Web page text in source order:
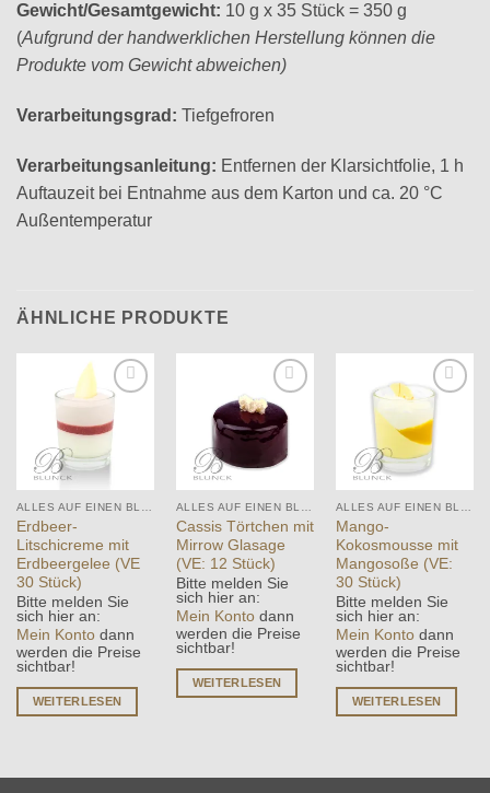
Gewicht/Gesamtgewicht: 10 g x 35 Stück = 350 g
(Aufgrund der handwerklichen Herstellung können die
Produkte vom Gewicht abweichen)
Verarbeitungsgrad: Tiefgefroren
Verarbeitungsanleitung: Entfernen der Klarsichtfolie, 1 h
Auftauzeit bei Entnahme aus dem Karton und ca. 20 °C
Außentemperatur
ÄHNLICHE PRODUKTE
wishlist
Erdbeer-
Litschicreme mit
Erdbeergelee (VE
30 Stück)
Bitte melden Sie
sich hier an:
Mein Kontodann
werden die Preise
sichtbar!
WEITERLESEN
Add to
wishlist
Cassis Törtchen mit
Mirrow Glasage
(VE: 12 Stück)
Bitte melden Sie
sich hier an:
Mein Kontodann
werden die Preise
sichtbar!
WEITERLESEN
wishlist
Mango-
Kokosmousse mit
Mangosoße (VE:
30 Stück)
Bitte melden Sie
sich hier an:
Mein Kontodann
werden die Preise
sichtbar!
WEITERLESEN